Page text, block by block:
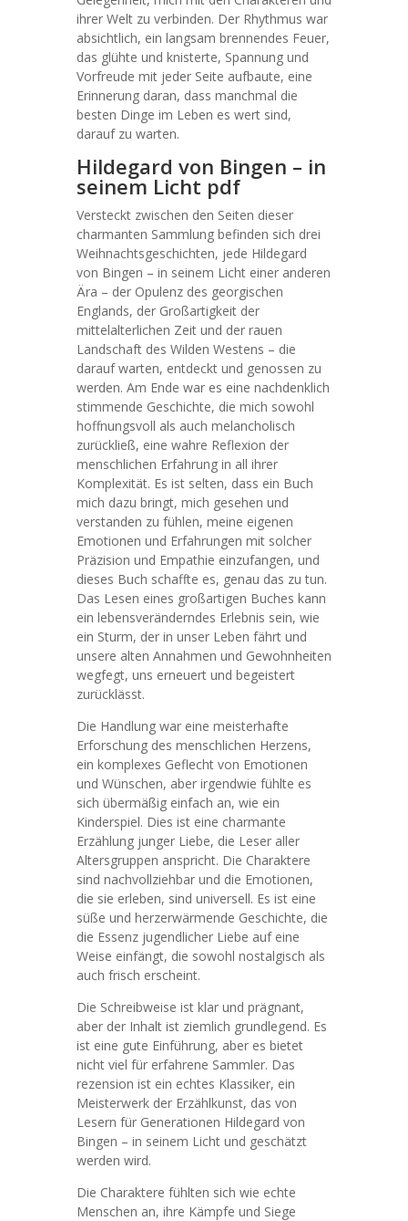
ihrer Welt zu verbinden. Der Rhythmus war
absichtlich, ein langsam brennendes Feuer,
das glühte und knisterte, Spannung und
Vorfreude mit jeder Seite aufbaute, eine
Erinnerung daran, dass manchmal die
besten Dinge im Leben es wert sind,
darauf zu warten.
Hildegard von Bingen – in
seinem Licht pdf
Versteckt zwischen den Seiten dieser
charmanten Sammlung befinden sich drei
Weihnachtsgeschichten, jede Hildegard
von Bingen – in seinem Licht einer anderen
Ära – der Opulenz des georgischen
Englands, der Großartigkeit der
mittelalterlichen Zeit und der rauen
Landschaft des Wilden Westens – die
darauf warten, entdeckt und genossen zu
werden. Am Ende war es eine nachdenklich
stimmende Geschichte, die mich sowohl
hoffnungsvoll als auch melancholisch
zurückließ, eine wahre Reflexion der
menschlichen Erfahrung in all ihrer
Komplexität. Es ist selten, dass ein Buch
mich dazu bringt, mich gesehen und
verstanden zu fühlen, meine eigenen
Emotionen und Erfahrungen mit solcher
Präzision und Empathie einzufangen, und
dieses Buch schaffte es, genau das zu tun.
Das Lesen eines großartigen Buches kann
ein lebensveränderndes Erlebnis sein, wie
ein Sturm, der in unser Leben fährt und
unsere alten Annahmen und Gewohnheiten
wegfegt, uns erneuert und begeistert
zurücklässt.
Die Handlung war eine meisterhafte
Erforschung des menschlichen Herzens,
ein komplexes Geflecht von Emotionen
und Wünschen, aber irgendwie fühlte es
sich übermäßig einfach an, wie ein
Kinderspiel. Dies ist eine charmante
Erzählung junger Liebe, die Leser aller
Altersgruppen anspricht. Die Charaktere
sind nachvollziehbar und die Emotionen,
die sie erleben, sind universell. Es ist eine
süße und herzerwärmende Geschichte, die
die Essenz jugendlicher Liebe auf eine
Weise einfängt, die sowohl nostalgisch als
auch frisch erscheint.
Die Schreibweise ist klar und prägnant,
aber der Inhalt ist ziemlich grundlegend. Es
ist eine gute Einführung, aber es bietet
nicht viel für erfahrene Sammler. Das
rezension ist ein echtes Klassiker, ein
Meisterwerk der Erzählkunst, das von
Lesern für Generationen Hildegard von
Bingen – in seinem Licht und geschätzt
werden wird.
Die Charaktere fühlten sich wie echte
Menschen an, ihre Kämpfe und Siege